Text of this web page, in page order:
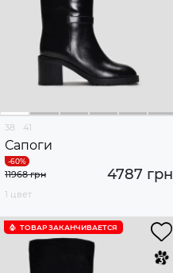
38 41
Сапоги
4787 грн
11968 грн
1 цвет
ТОВАР ЗАКАНЧИВАЕТСЯ